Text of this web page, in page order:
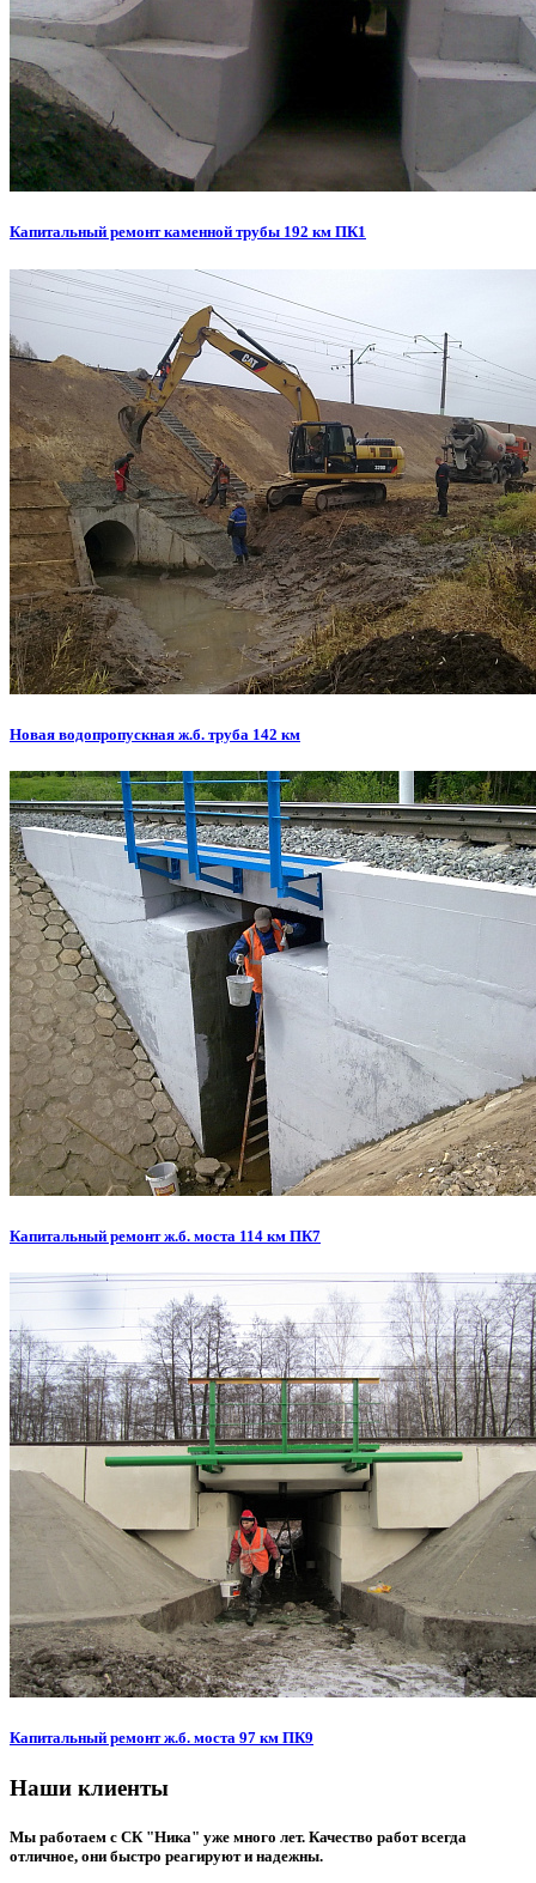
Капитальный ремонт каменной трубы 192 км ПК1
Новая водопропускная ж.б. труба 142 км
Капитальный ремонт ж.б. моста 114 км ПК7
Капитальный ремонт ж.б. моста 97 км ПК9
Наши клиенты
Мы работаем с СК "Ника" уже много лет. Качество работ всегда
отличное, они быстро реагируют и надежны.